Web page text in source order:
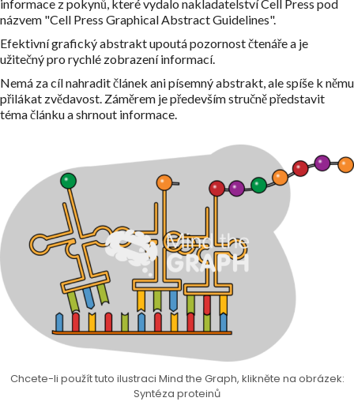
informace z pokynů, které vydalo nakladatelství Cell Press pod
názvem "Cell Press Graphical Abstract Guidelines".
Efektivní grafický abstrakt upoutá pozornost čtenáře a je
užitečný pro rychlé zobrazení informací.
Nemá za cíl nahradit článek ani písemný abstrakt, ale spíše k němu
přilákat zvědavost. Záměrem je především stručně představit
téma článku a shrnout informace.
Chcete-li použít tuto ilustraci Mind the Graph, klikněte na obrázek:
Syntéza proteinů